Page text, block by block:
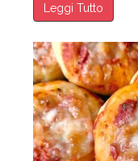
Leggi Tutto